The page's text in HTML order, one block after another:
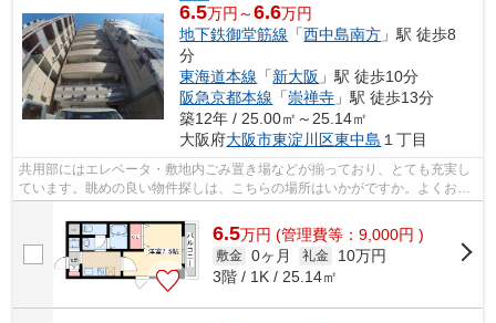
6.5万円～6.6万円
地下鉄御堂筋線 「西中島南方 」駅 徒歩8
分
東海道本線 「新大阪 」駅 徒歩10分
阪急京都本線 「崇禅寺 」駅 徒歩13分
築12年 / 25.00㎡～25.14㎡
大阪府大阪市東淀川区東中島 １丁目
共用部にはエレベータ・敷地内ごみ置き場などが揃っており、とても充実し
ています。眺めの良い物件探しは、こちらの場所はいかがですか。よくお出
6.5万円 (管理費等：9,000円 )
敷金 0ヶ月 礼金
10万円
3階 / 1K / 25.14㎡